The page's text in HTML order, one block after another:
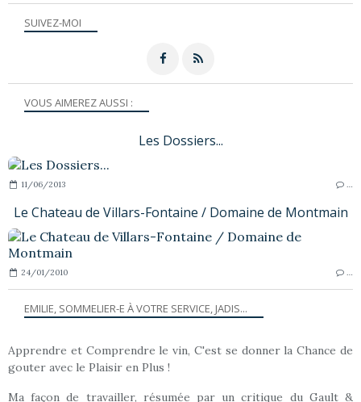
SUIVEZ-MOI
VOUS AIMEREZ AUSSI :
Les Dossiers...
11/06/2013 …
Le Chateau de Villars-Fontaine / Domaine de Montmain
24/01/2010 …
EMILIE, SOMMELIER-E À VOTRE SERVICE, JADIS...
Apprendre et Comprendre le vin, C'est se donner la Chance de
gouter avec le Plaisir en Plus !
Ma façon de travailler, résumée par un critique du Gault &